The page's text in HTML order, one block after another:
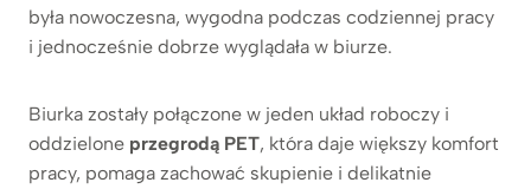
była nowoczesna, wygodna podczas codziennej pracy
i jednocześnie dobrze wyglądała w biurze.
Biurka zostały połączone w jeden układ roboczy i
oddzielone przegrodą PET, która daje większy komfort
pracy, pomaga zachować skupienie i delikatnie